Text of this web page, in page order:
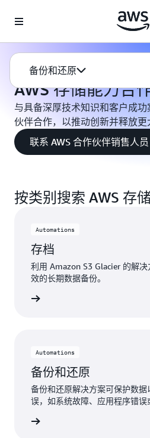
备份和还原
AWS 存储能力合
与具备深厚技术知识和客户成
伙伴合作，以推动创新并释放更
联系 AWS 合作伙伴销售人员
按类别搜索 AWS 存
Automations
存档
利用 Amazon S3 Glacier 的解
效的长期数据备份。
Automations
备份和还原
备份和还原解决方案可保护数
误，如系统故障、应用程序错误